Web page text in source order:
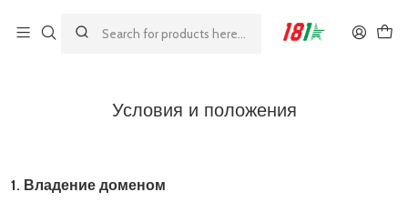
Условия и положения
1. Владение доменом